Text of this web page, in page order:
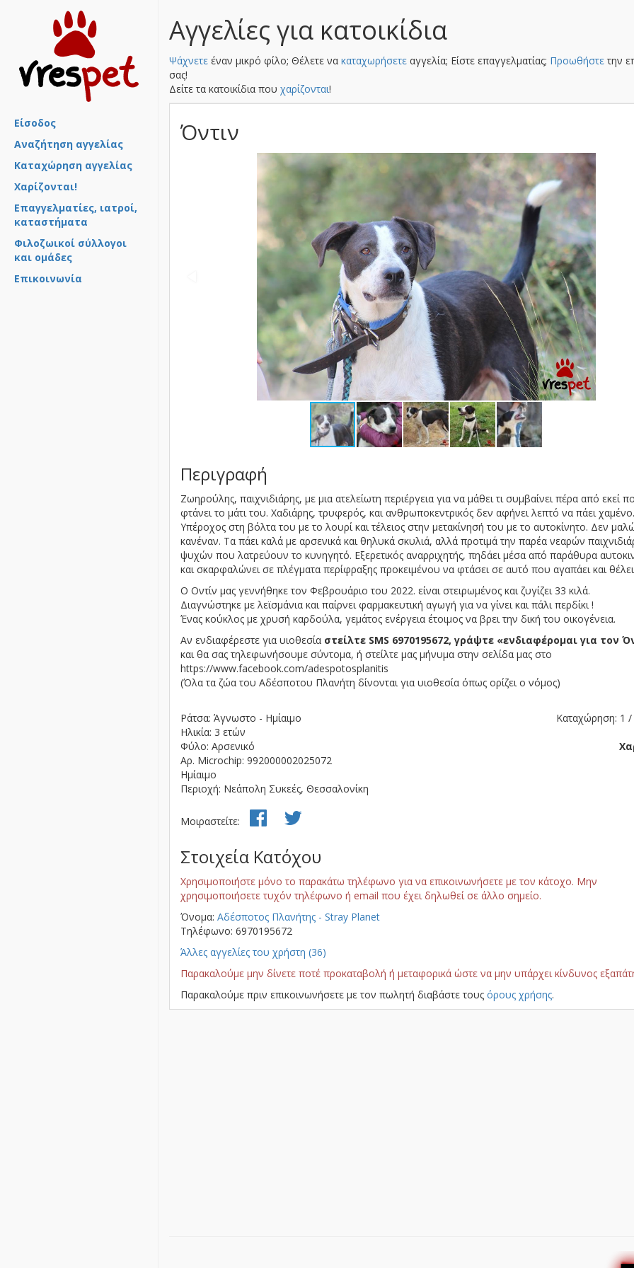
Είσοδος
Αναζήτηση αγγελίας
Καταχώρηση αγγελίας
Χαρίζονται!
Επαγγελματίες, ιατροί,
καταστήματα
Φιλοζωικοί σύλλογοι
και ομάδες
Επικοινωνία
Αγγελίες για κατοικίδια
Ψάχνετε έναν μικρό φίλο; Θέλετε να καταχωρήσετε αγγελία; Είστε επαγγελματίας; Προωθήστε την
σας!
Δείτε τα κατοικίδια που χαρίζονται!
Όντιν
Περιγραφή
Ζωηρούλης, παιχνιδιάρης, με μια ατελείωτη περιέργεια για να μάθει τι συμβαίνει πέρα από εκεί
φτάνει το μάτι του. Χαδιάρης, τρυφερός, και ανθρωποκεντρικός δεν αφήνει λεπτό να πάει χαμένο.
Υπέροχος στη βόλτα του με το λουρί και τέλειος στην μετακίνησή του με το αυτοκίνητο. Δεν
κανέναν. Τα πάει καλά με αρσενικά και θηλυκά σκυλιά, αλλά προτιμά την παρέα νεαρών
ψυχών που λατρεύουν το κυνηγητό. Εξερετικός αναρριχητής, πηδάει μέσα από παράθυρα
και σκαρφαλώνει σε πλέγματα περίφραξης προκειμένου να φτάσει σε αυτό που αγαπάει και
Ο Οντίν μας γεννήθηκε τον Φεβρουάριο του 2022. είναι στειρωμένος και ζυγίζει 33 κιλά.
Διαγνώστηκε με λεϊσμάνια και παίρνει φαρμακευτική αγωγή για να γίνει και πάλι περδίκι !
Ένας κούκλος με χρυσή καρδούλα, γεμάτος ενέργεια έτοιμος να βρει την δική του οικογένεια.
Αν ενδιαφέρεστε για υιοθεσία στείλτε SMS 6970195672, γράψτε «ενδιαφέρομαι για τον
και θα σας τηλεφωνήσουμε σύντομα, ή στείλτε μας μήνυμα στην σελίδα μας στο
https://www.facebook.com/adespotosplanitis
(Όλα τα ζώα του Αδέσποτου Πλανήτη δίνονται για υιοθεσία όπως ορίζει ο νόμος)
Ράτσα: Άγνωστο - Ημίαιμο
Ηλικία: 3 ετών
Φύλο: Αρσενικό
Αρ. Microchip: 992000002025072
Ημίαιμο
Περιοχή: Νεάπολη Συκεές, Θεσσαλονίκη
Καταχώρηση: 1
Μοιραστείτε:
Στοιχεία Κατόχου
Χρησιμοποιήστε μόνο το παρακάτω τηλέφωνο για να επικοινωνήσετε με τον κάτοχο. Μην
χρησιμοποιήσετε τυχόν τηλέφωνο ή email που έχει δηλωθεί σε άλλο σημείο.
Όνομα: Αδέσποτος Πλανήτης - Stray Planet
Τηλέφωνο: 6970195672
Άλλες αγγελίες του χρήστη (36)
Παρακαλούμε μην δίνετε ποτέ προκαταβολή ή μεταφορικά ώστε να μην υπάρχει κίνδυνος
Παρακαλούμε πριν επικοινωνήσετε με τον πωλητή διαβάστε τους όρους χρήσης.